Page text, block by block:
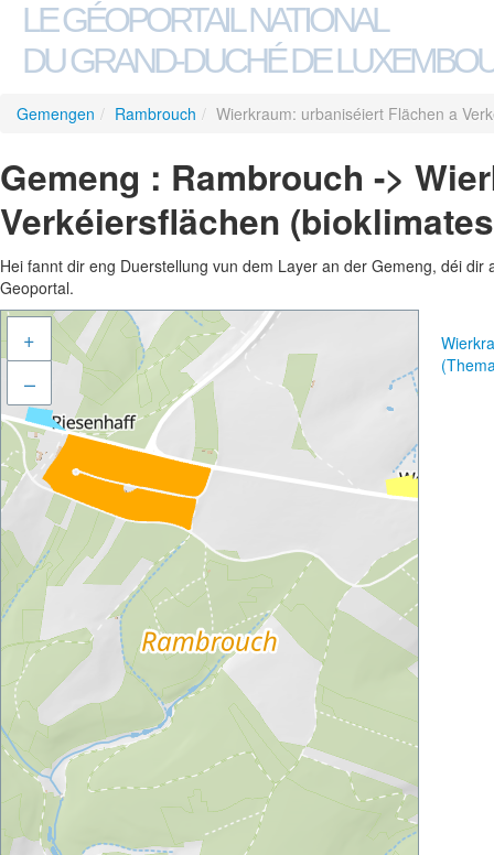
LE GÉOPORTAIL NATIONAL
DU GRAND-DUCHÉ DE
Gemengen / Rambrouch / Wierkraum: urbaniséiert Flächen a
Gemeng : Rambrouch ->
Verkéiersflächen
Hei fannt dir eng Duerstellung vun dem Layer an der Gemeng, déi
Geoportal.
+
–